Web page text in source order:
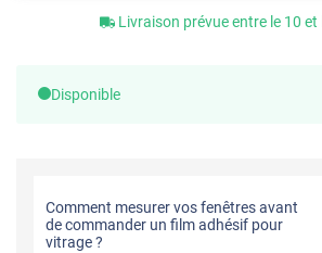
Livraison prévue entre le 10 et
Disponible
Comment mesurer vos fenêtres avant
de commander un film adhésif pour
vitrage ?